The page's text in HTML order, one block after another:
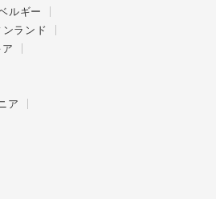
ルギー
ンランド
ア